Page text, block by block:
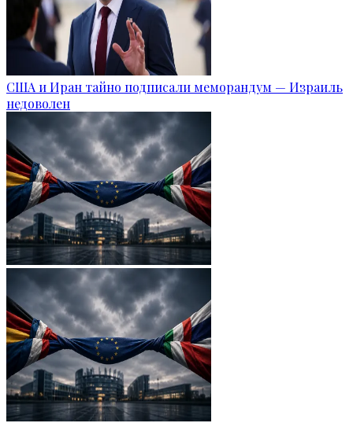
США и Иран тайно подписали меморандум — Израиль
недоволен